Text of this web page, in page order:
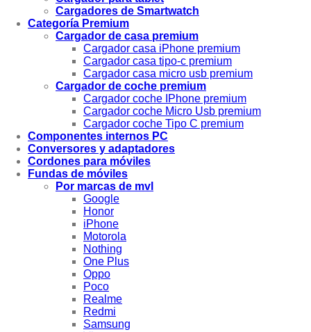
Cargadores de Smartwatch
Categoría Premium
Cargador de casa premium
Cargador casa iPhone premium
Cargador casa tipo-c premium
Cargador casa micro usb premium
Cargador de coche premium
Cargador coche IPhone premium
Cargador coche Micro Usb premium
Cargador coche Tipo C premium
Componentes internos PC
Conversores y adaptadores
Cordones para móviles
Fundas de móviles
Por marcas de mvl
Google
Honor
iPhone
Motorola
Nothing
One Plus
Oppo
Poco
Realme
Redmi
Samsung